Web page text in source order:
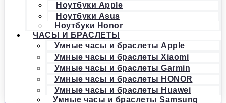
Ноутбуки Apple
Ноутбуки Asus
Ноутбуки Honor
ЧАСЫ И БРАСЛЕТЫ
Умные часы и браслеты Apple
Умные часы и браслеты Xiaomi
Умные часы и браслеты Garmin
Умные часы и браслеты HONOR
Умные часы и браслеты Huawei
Умные часы и браслеты Samsung